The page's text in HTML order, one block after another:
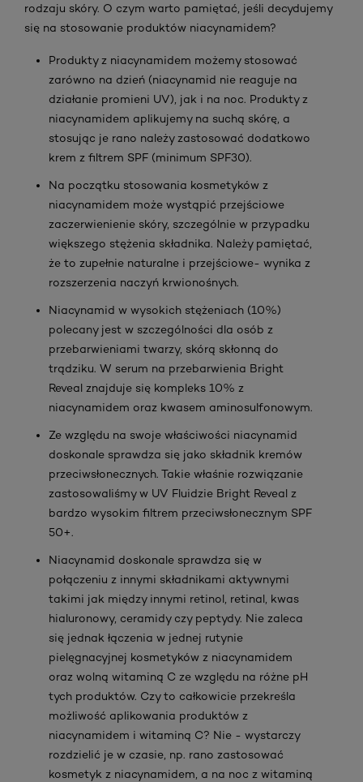
rodzaju skóry. O czym warto pamiętać, jeśli decydujemy
się na stosowanie produktów niacynamidem?
Produkty z niacynamidem możemy stosować
zarówno na dzień (niacynamid nie reaguje na
działanie promieni UV), jak i na noc. Produkty z
niacynamidem aplikujemy na suchą skórę, a
stosując je rano należy zastosować dodatkowo
krem z filtrem SPF (minimum SPF30).
Na początku stosowania kosmetyków z
niacynamidem może wystąpić przejściowe
zaczerwienienie skóry, szczególnie w przypadku
większego stężenia składnika. Należy pamiętać,
że to zupełnie naturalne i przejściowe- wynika z
rozszerzenia naczyń krwionośnych.
Niacynamid w wysokich stężeniach (10%)
polecany jest w szczególności dla osób z
przebarwieniami twarzy, skórą skłonną do
trądziku. W serum na przebarwienia Bright
Reveal znajduje się kompleks 10% z
niacynamidem oraz kwasem aminosulfonowym.
Ze względu na swoje właściwości niacynamid
doskonale sprawdza się jako składnik kremów
przeciwsłonecznych. Takie właśnie rozwiązanie
zastosowaliśmy w UV Fluidzie Bright Reveal z
bardzo wysokim filtrem przeciwsłonecznym SPF
50+.
Niacynamid doskonale sprawdza się w
połączeniu z innymi składnikami aktywnymi
takimi jak między innymi retinol, retinal, kwas
hialuronowy, ceramidy czy peptydy. Nie zaleca
się jednak łączenia w jednej rutynie
pielęgnacyjnej kosmetyków z niacynamidem
oraz wolną witaminą C ze względu na różne pH
tych produktów. Czy to całkowicie przekreśla
możliwość aplikowania produktów z
niacynamidem i witaminą C? Nie - wystarczy
rozdzielić je w czasie, np. rano zastosować
kosmetyk z niacynamidem, a na noc z witaminą